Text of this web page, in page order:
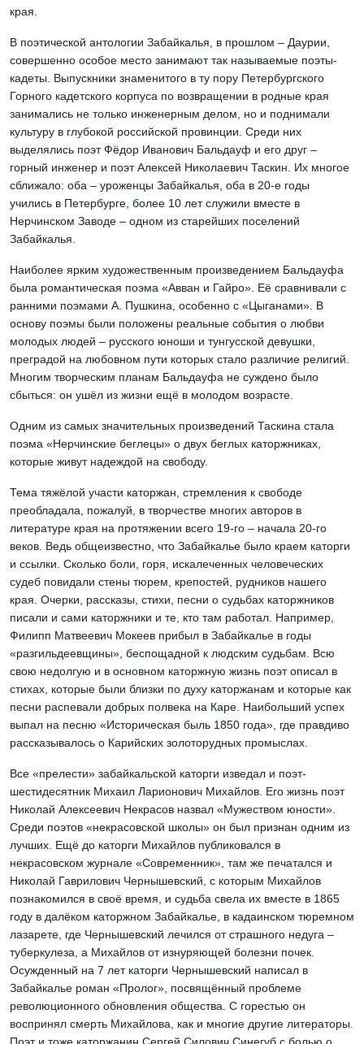
края.
В поэтической антологии Забайкалья, в прошлом – Даурии,
совершенно особое место занимают так называемые поэты-
кадеты. Выпускники знаменитого в ту пору Петербургского
Горного кадетского корпуса по возвращении в родные края
занимались не только инженерным делом, но и поднимали
культуру в глубокой российской провинции. Среди них
выделялись поэт Фёдор Иванович Бальдауф и его друг –
горный инженер и поэт Алексей Николаевич Таскин. Их многое
сближало: оба – уроженцы Забайкалья, оба в 20-е годы
учились в Петербурге, более 10 лет служили вместе в
Нерчинском Заводе – одном из старейших поселений
Забайкалья.
Наиболее ярким художественным произведением Бальдауфа
была романтическая поэма «Авван и Гайро». Её сравнивали с
ранними поэмами А. Пушкина, особенно с «Цыганами». В
основу поэмы были положены реальные события о любви
молодых людей – русского юноши и тунгусской девушки,
преградой на любовном пути которых стало различие религий.
Многим творческим планам Бальдауфа не суждено было
сбыться: он ушёл из жизни ещё в молодом возрасте.
Одним из самых значительных произведений Таскина стала
поэма «Нерчинские беглецы» о двух беглых каторжниках,
которые живут надеждой на свободу.
Тема тяжёлой участи каторжан, стремления к свободе
преобладала, пожалуй, в творчестве многих авторов в
литературе края на протяжении всего 19-го – начала 20-го
веков. Ведь общеизвестно, что Забайкалье было краем каторги
и ссылки. Сколько боли, горя, искалеченных человеческих
судеб повидали стены тюрем, крепостей, рудников нашего
края. Очерки, рассказы, стихи, песни о судьбах каторжников
писали и сами каторжники и те, кто там работал. Например,
Филипп Матвеевич Мокеев прибыл в Забайкалье в годы
«разгильдеевщины», беспощадной к людским судьбам. Всю
свою недолгую и в основном каторжную жизнь поэт описал в
стихах, которые были близки по духу каторжанам и которые как
песни распевали добрых полвека на Каре. Наибольший успех
выпал на песню «Историческая быль 1850 года», где правдиво
рассказывалось о Карийских золоторудных промыслах.
Все «прелести» забайкальской каторги изведал и поэт-
шестидесятник Михаил Ларионович Михайлов. Его жизнь поэт
Николай Алексеевич Некрасов назвал «Мужеством юности».
Среди поэтов «некрасовской школы» он был признан одним из
лучших. Ещё до каторги Михайлов публиковался в
некрасовском журнале «Современник», там же печатался и
Николай Гаврилович Чернышевский, с которым Михайлов
познакомился в своё время, и судьба свела их вместе в 1865
году в далёком каторжном Забайкалье, в кадаинском тюремном
лазарете, где Чернышевский лечился от страшного недуга –
туберкулеза, а Михайлов от изнуряющей болезни почек.
Осужденный на 7 лет каторги Чернышевский написал в
Забайкалье роман «Пролог», посвящённый проблеме
революционного обновления общества. С горестью он
воспринял смерть Михайлова, как и многие другие литераторы.